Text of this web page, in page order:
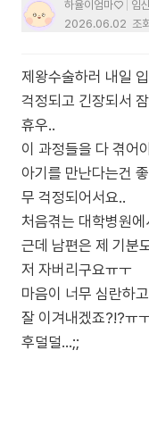
하율이엄마♡
임
2026.06.02 조회
제왕수술하러 내일
걱정되고 긴장되서
휴우..
이 과정들을 다 겪어
아기를 만난다는건
무 걱정되어서요..
처음겪는 대학병원
근데 남편은 제 기분
저 자버리구요ㅠㅜ
마음이 너무 심란하
잘 이겨내겠죠?!?ㅠ